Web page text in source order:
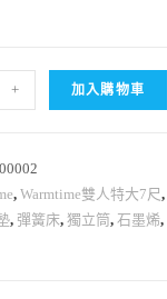
+ 加入購物車
,Warmtime雙人特大7尺,
, 彈簧床,獨立筒,石墨烯,